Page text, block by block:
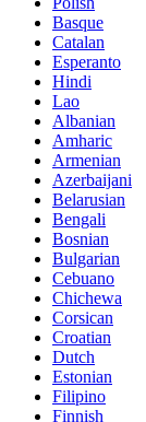
Basque
Catalan
Esperanto
Hindi
Lao
Albanian
Amharic
Armenian
Azerbaijani
Belarusian
Bengali
Bosnian
Bulgarian
Cebuano
Chichewa
Corsican
Croatian
Dutch
Estonian
Filipino
Finnish